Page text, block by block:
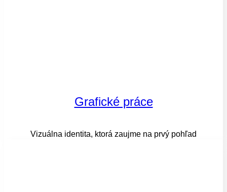
Grafické práce
Vizuálna identita, ktorá zaujme na prvý pohľad